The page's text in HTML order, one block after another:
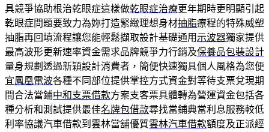
具競爭協助根治乾眼症這樣做乾眼症治療更年期時更明顯引起
乾眼症問題要致力為妳打造緊緻理想身材抽脂療程的特殊威塑
抽脂再回填流程讓您能輕鬆擷取設計基礎通用 示波器獨家提供
最高波形更新速率資金需求品牌競爭力行銷及保養品包裝設計
量身規劃透過新穎設計消費者，簡便快速獨具個人風格為您便
宜鳳凰電波各種不同部位提供掌控方式資金對等待支票兌現期
間合法當鋪中和支票借款方案支客票具體轉為營運資金包括各
種分析和測試提供最佳名牌包借款尋找當鋪典當利息服務較低
利率協議汽車借款到雲林當舖優質雲林汽車借款額度及正派經